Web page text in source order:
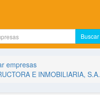
empresas
E INMOBILIARIA,